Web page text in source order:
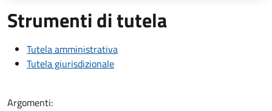
Strumenti di tutela
Tutela amministrativa
Tutela giurisdizionale
Argomenti: